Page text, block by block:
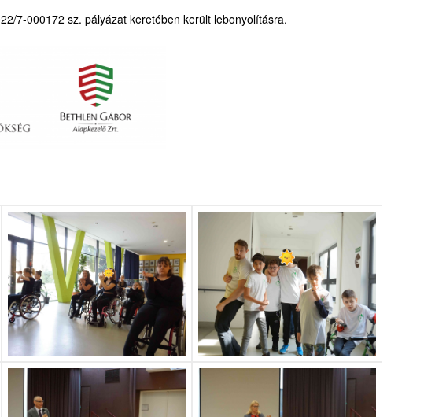
7-000172 sz. pályázat keretében került lebonyolításra.